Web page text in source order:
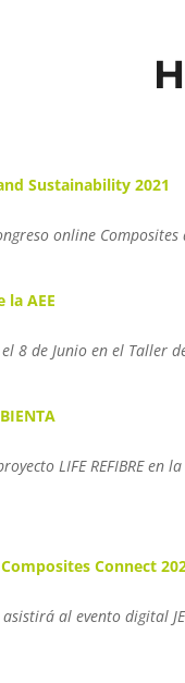
Sustainability 2021
online
la AEE
el 8 de Junio en el
LIFE REFIBRE
Composites Connect
asistirá al evento digital